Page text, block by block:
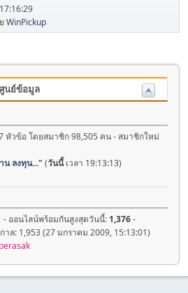
WinPickup
นย์ข้อมูล
หัวข้อ โดยสมาชิก 98,505 คน - สมาชิกใหม่
น ลงทุน..." (วันนี้เวลา 19:13:13)
- ออนไลน์พร้อมกันสูงสุดวันนี้: 1,376-
ล: 1,953 (27 มกราคม 2009, 15:13:01)
perasak